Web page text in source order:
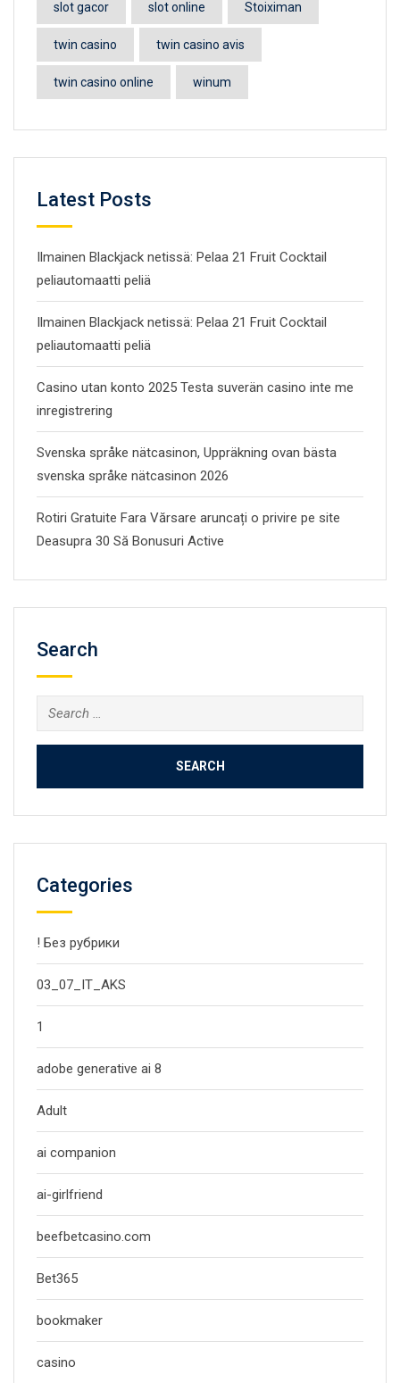
slot gacor slot online Stoiximan
twin casino twin casino avis
twin casino online winum
Latest Posts
Ilmainen Blackjack netissä: Pelaa 21 Fruit Cocktail
peliautomaatti peliä
Ilmainen Blackjack netissä: Pelaa 21 Fruit Cocktail
peliautomaatti peliä
Casino utan konto 2025 Testa suverän casino inte me
inregistrering
Svenska språke nätcasinon, Uppräkning ovan bästa
svenska språke nätcasinon 2026
Rotiri Gratuite Fara Vărsare aruncați o privire pe site
Deasupra 30 Să Bonusuri Active
Search
Search
for:
Categories
! Без рубрики
03_07_IT_AKS
1
adobe generative ai 8
Adult
ai companion
ai-girlfriend
beefbetcasino.com
Bet365
bookmaker
casino